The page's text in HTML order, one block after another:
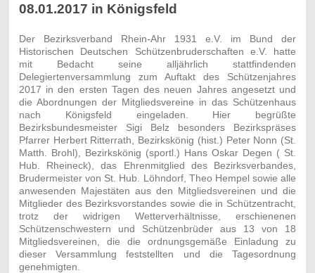
08.01.2017 in Königsfeld
Der Bezirksverband Rhein-Ahr 1931 e.V. im Bund der
Historischen Deutschen Schützenbruderschaften e.V. hatte
mit Bedacht seine alljährlich stattfindenden
Delegiertenversammlung zum Auftakt des Schützenjahres
2017 in den ersten Tagen des neuen Jahres angesetzt und
die Abordnungen der Mitgliedsvereine in das Schützenhaus
nach Königsfeld eingeladen. Hier begrüßte
Bezirksbundesmeister Sigi Belz besonders Bezirkspräses
Pfarrer Herbert Ritterrath, Bezirkskönig (hist.) Peter Nonn (St.
Matth. Brohl), Bezirkskönig (sportl.) Hans Oskar Degen ( St.
Hub. Rheineck), das Ehrenmitglied des Bezirksverbandes,
Brudermeister von St. Hub. Löhndorf, Theo Hempel sowie alle
anwesenden Majestäten aus den Mitgliedsvereinen und die
Mitglieder des Bezirksvorstandes sowie die in Schützentracht,
trotz der widrigen Wetterverhältnisse, erschienenen
Schützenschwestern und Schützenbrüder aus 13 von 18
Mitgliedsvereinen, die die ordnungsgemäße Einladung zu
dieser Versammlung feststellten und die Tagesordnung
genehmigten.